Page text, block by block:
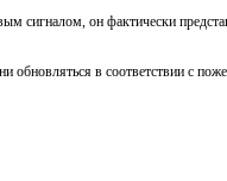
сигналом, он фактически
обновляться в соответствии с